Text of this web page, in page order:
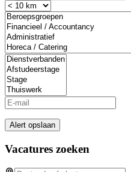
Alert opslaan
Vacatures zoeken